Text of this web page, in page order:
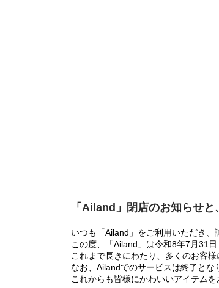
「Ailand」閉店のお知らせ
いつも「Ailand」をご利用いただき、
この度、「Ailand」は令和8年7月31
これまで長きにわたり、多くのお客
なお、Ailandでのサービスは終了と
これからも皆様にかわいいアイテム